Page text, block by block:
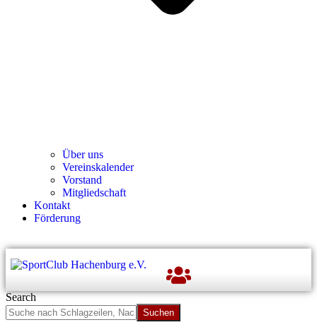
Über uns
Ver­einska­len­der
Vor­stand
Mit­glied­schaft
Kon­takt
För­de­rung
Search